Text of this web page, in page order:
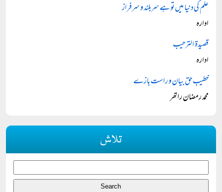
علم کی دنیا میں تو ہے سربلند و سرفراز
ادارہ
قصیدۃ الترحیب
ادارہ
خطیب حق بیان و راست بازے
محمد رمضان راتھر
تلاش